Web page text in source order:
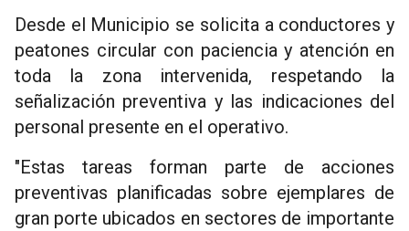
Desde el Municipio se solicita a conductores y
peatones circular con paciencia y atención en
toda la zona intervenida, respetando la
señalización preventiva y las indicaciones del
personal presente en el operativo.
"Estas tareas forman parte de acciones
preventivas planificadas sobre ejemplares de
gran porte ubicados en sectores de importante